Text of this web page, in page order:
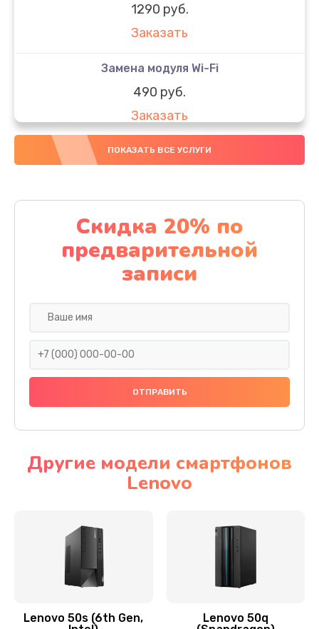
1290 руб.
Заказать
Замена модуля Wi-Fi
490 руб.
Заказать
Замена микрофона
Заказать
Замена аккумулятора
1130 руб.
Заказать
Замена дисплея (экрана)
Замена тачскрина
Замена разъема питания
Замена мультиконтроллера
Заказать
ПОКАЗАТЬ ВСЕ УСЛУГИ
Скидка 20% по
предварительной
записи
Другие модели смартфонов
Lenovo
Lenovo 50s (6th Gen,
Lenovo 50q